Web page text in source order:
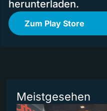
herunterladen.
Zum Play Store
Meistgesehen